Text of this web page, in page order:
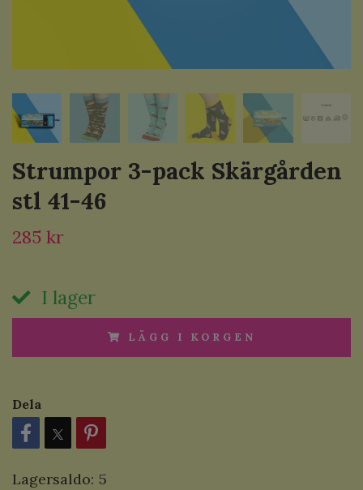
Strumpor 3-pack Skärgården
stl 41-46
285 kr
I lager
LÄGG I KORGEN
Dela
Lagersaldo: 5